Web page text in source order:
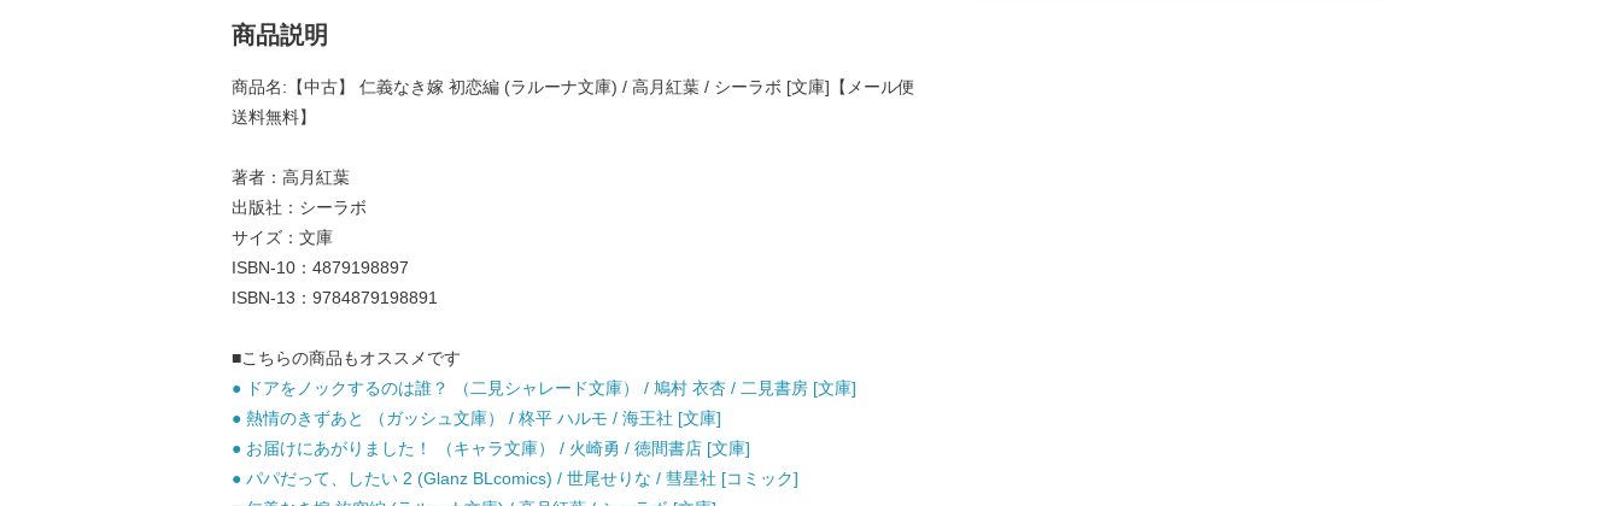
商品説明
商品名:【中古】 仁義なき嫁 初恋編 (ラルーナ文庫) / 高月紅葉 / シーラボ [文庫]【メール便
送料無料】
著者：高月紅葉
出版社：シーラボ
サイズ：文庫
ISBN-10：4879198897
ISBN-13：9784879198891
■こちらの商品もオススメです
● ドアをノックするのは誰？ （二見シャレード文庫） / 鳩村 衣杏 / 二見書房 [文庫]
● 熱情のきずあと （ガッシュ文庫） / 柊平 ハルモ / 海王社 [文庫]
● お届けにあがりました！ （キャラ文庫） / 火崎勇 / 徳間書店 [文庫]
● パパだって、したい 2 (Glanz BLcomics) / 世尾せりな / 彗星社 [コミック]